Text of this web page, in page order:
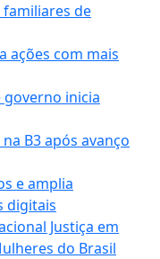
familiares de
ações com mais
governo inicia
B3 após avanço
e amplia
digitais
Justiça em
do Brasil